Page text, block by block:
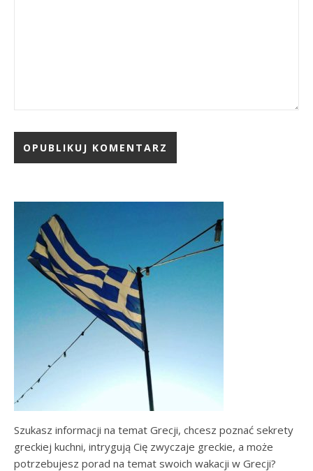
Szukasz informacji na temat Grecji, chcesz poznać sekrety
greckiej kuchni, intrygują Cię zwyczaje greckie, a może
potrzebujesz porad na temat swoich wakacji w Grecji?